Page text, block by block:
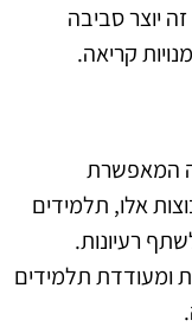
זה יוצר סביבה
קריאה.
המאפשרת
אלו, תלמידים
רעיונות.
ומעודדת תלמידים